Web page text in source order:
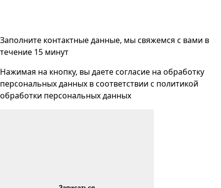
Заполните контактные данные, мы свяжемся с вами в
течение 15 минут
Нажимая на кнопку, вы даете согласие на обработку
персональных данных в соответствии с политикой
обработки персональных данных